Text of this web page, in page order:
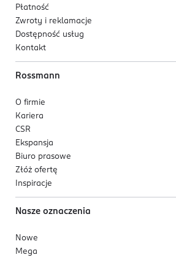
Płatność
Zwroty i reklamacje
Dostępność usług
Kontakt
Rossmann
O firmie
Kariera
CSR
Ekspansja
Biuro prasowe
Złóż ofertę
Inspiracje
Nasze oznaczenia
Nowe
Mega